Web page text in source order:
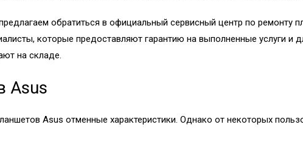
обратиться в официальный сервисный центр по
которые предоставляют гарантию на выполненные услуги и
на складе.
Asus
Asus отменные характеристики. Однако от некоторых